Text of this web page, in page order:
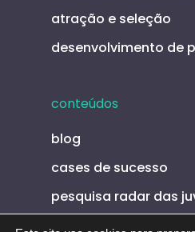
atração e seleção
desenvolvimento de
conteúdos
blog
cases de sucesso
pesquisa radar das
talks